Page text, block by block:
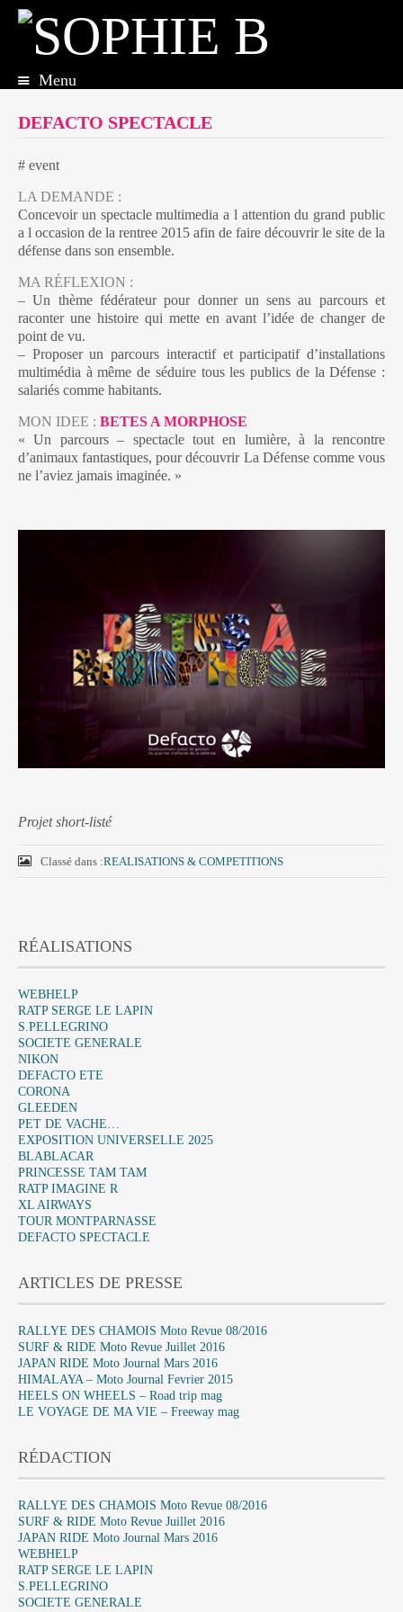
Menu
au
contenu
principal
DEFACTO SPECTACLE
# event
LA DEMANDE :
Concevoir un spectacle multimedia a l attention du grand public
a l occasion de la rentree 2015 afin de faire découvrir le site de la
défense dans son ensemble.
MA RÉFLEXION :
– Un thème fédérateur pour donner un sens au parcours et
raconter une histoire qui mette en avant l’idée de changer de
point de vu.
– Proposer un parcours interactif et participatif d’installations
multimédia à même de séduire tous les publics de la Défense :
salariés comme habitants.
MON IDEE : BETES A MORPHOSE
« Un parcours – spectacle tout en lumière, à la rencontre
d’animaux fantastiques, pour découvrir La Défense comme vous
ne l’aviez jamais imaginée. »
Projet short-listé
Classé dans :REALISATIONS & COMPETITIONS
RÉALISATIONS
WEBHELP
RATP SERGE LE LAPIN
S.PELLEGRINO
SOCIETE GENERALE
NIKON
DEFACTO ETE
CORONA
GLEEDEN
PET DE VACHE…
EXPOSITION UNIVERSELLE 2025
BLABLACAR
PRINCESSE TAM TAM
RATP IMAGINE R
XL AIRWAYS
TOUR MONTPARNASSE
DEFACTO SPECTACLE
ARTICLES DE PRESSE
RALLYE DES CHAMOIS Moto Revue 08/2016
SURF & RIDE Moto Revue Juillet 2016
JAPAN RIDE Moto Journal Mars 2016
HIMALAYA – Moto Journal Fevrier 2015
HEELS ON WHEELS – Road trip mag
LE VOYAGE DE MA VIE – Freeway mag
RÉDACTION
RALLYE DES CHAMOIS Moto Revue 08/2016
SURF & RIDE Moto Revue Juillet 2016
JAPAN RIDE Moto Journal Mars 2016
WEBHELP
RATP SERGE LE LAPIN
S.PELLEGRINO
SOCIETE GENERALE